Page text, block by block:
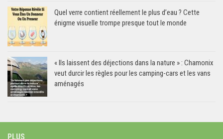
Quel verre contient réellement le plus d’eau ? Cette
énigme visuelle trompe presque tout le monde
« Ils laissent des déjections dans la nature » : Chamonix
veut durcir les règles pour les camping-cars et les vans
aménagés
PLUS